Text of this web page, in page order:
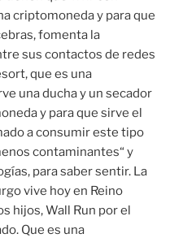
criptomoneda y para que
fomenta la
sus contactos de redes
que es una
una ducha y un secador
y para que sirve el
a consumir este tipo
contaminantes“ y
para saber sentir. La
vive hoy en Reino
hijos, Wall Run por el
Que es una